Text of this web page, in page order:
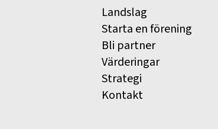
Landslag
Starta en förening
Bli partner
Värderingar
Strategi
Kontakt